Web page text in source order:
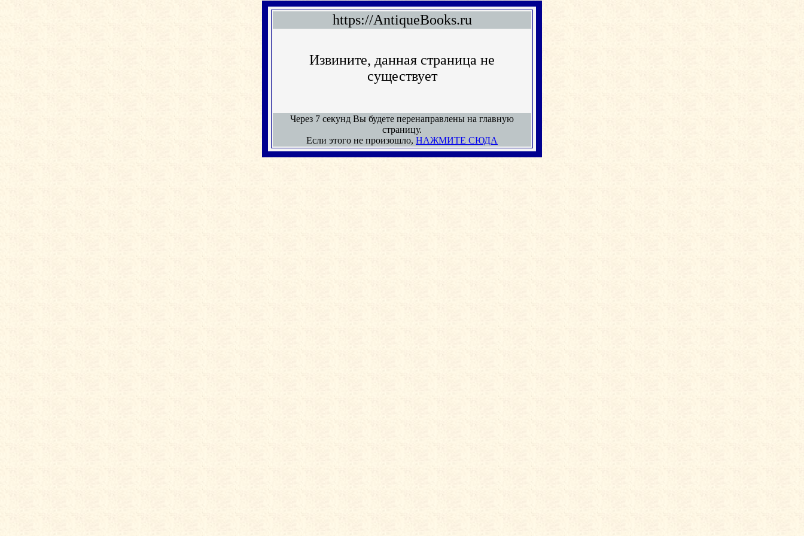
https://AntiqueBooks.ru
Извините, данная страница не
существует
Через 7 секунд Вы будете перенаправлены на главную
страницу.
Если этого не произошло, НАЖМИТЕ СЮДА